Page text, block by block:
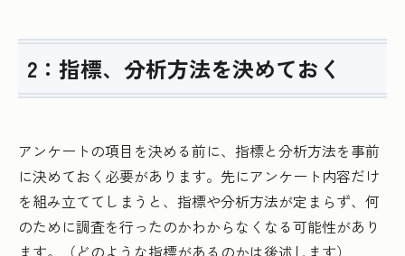
2：指標、分析方法を決めておく
アンケートの項目を決める前に、指標と分析方法を事前
に決めておく必要があります。先にアンケート内容だけ
を組み立ててしまうと、指標や分析方法が定まらず、何
のために調査を行ったのかわからなくなる可能性があり